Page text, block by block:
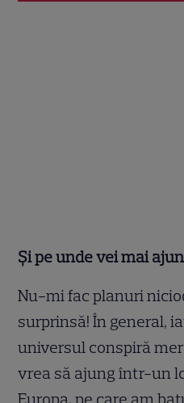
Și pe unde vei mai
Nu-mi fac planuri
surprinsă! În general,
universul conspiră
vrea să ajung într-un
Europa, pe care am